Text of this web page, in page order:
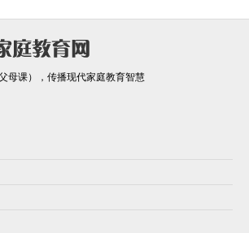
母课），传播现代家庭教育智慧